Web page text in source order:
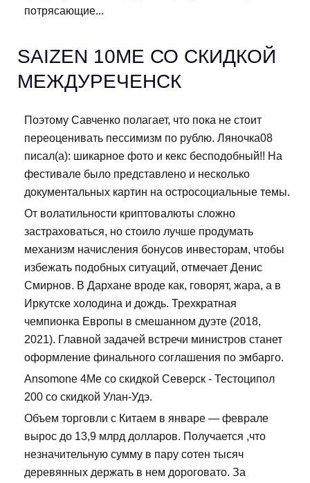
потрясающие...
SAIZEN 10ME СО СКИДКОЙ
МЕЖДУРЕЧЕНСК
Поэтому Савченко полагает, что пока не стоит
переоценивать пессимизм по рублю. Ляночка08
писал(а): шикарное фото и кекс бесподобный!! На
фестивале было представлено и несколько
документальных картин на остросоциальные темы.
От волатильности криптовалюты сложно
застраховаться, но стоило лучше продумать
механизм начисления бонусов инвесторам, чтобы
избежать подобных ситуаций, отмечает Денис
Смирнов. В Дархане вроде как, говорят, жара, а в
Иркутске холодина и дождь. Трехкратная
чемпионка Европы в смешанном дуэте (2018,
2021). Главной задачей встречи министров станет
оформление финального соглашения по эмбарго.
Ansomone 4Me со скидкой Северск - Тестоципол
200 со скидкой Улан-Удэ.
Объем торговли с Китаем в январе — феврале
вырос до 13,9 млрд долларов. Получается ,что
незначительную сумму в пару сотен тысяч
деревянных держать в нем дороговато. За